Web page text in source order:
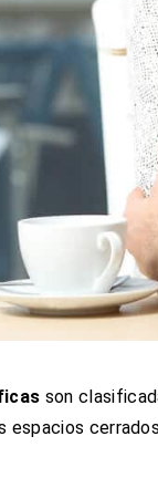
son
espacios